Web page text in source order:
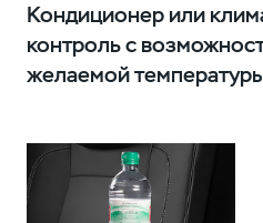
Кондиционер или
контроль с
желаемой